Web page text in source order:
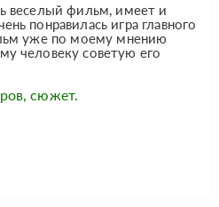
веселый фильм, имеет и
понравилась игра главного
уже по моему мнению
человеку советую его
сюжет.